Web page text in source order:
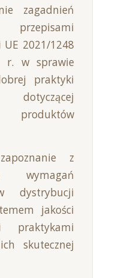
zagadnień
UE 2021/1248
r. w sprawie
praktyki
z
wymagań
dystrybucji
jakości
praktykami
skutecznej